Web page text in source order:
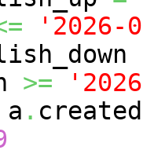
'2026-
>=
.